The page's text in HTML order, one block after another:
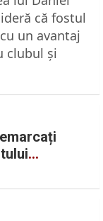
că fostul
un avantaj
clubul şi
teren” |